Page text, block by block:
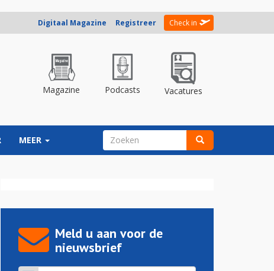
Digitaal Magazine Registreer Check in
Magazine Podcasts Vacatures
MEER ZOEKVELD
Meld u aan voor de
nieuwsbrief